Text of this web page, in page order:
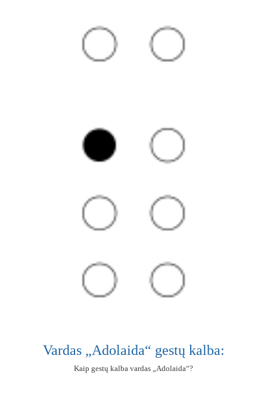
Vardas „Adolaida“ gestų kalba:
Kaip gestų kalba vardas „Adolaida“?